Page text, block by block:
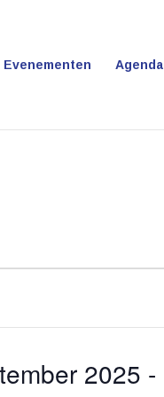
Evenementen Agenda
2025 -